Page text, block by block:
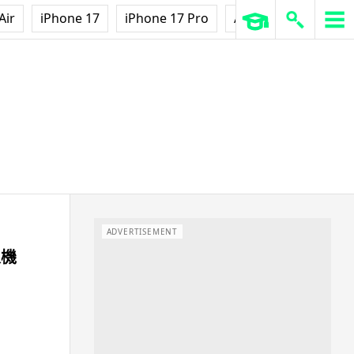
iPhone 17 iPhone 17 Pro AirPods Pro 3
ADVERTISEMENT